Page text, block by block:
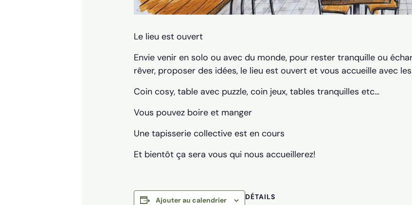
Le lieu est ouvert
Envie venir en solo ou avec du monde, pour rester tranquille ou
rêver, proposer des idées, le lieu est ouvert et vous accueille avec
Coin cosy, table avec puzzle, coin jeux, tables tranquilles etc…
Vous pouvez boire et manger
Une tapisserie collective est en cours
Et bientôt ça sera vous qui nous accueillerez!
Ajouter au calendrier
DÉTAILS